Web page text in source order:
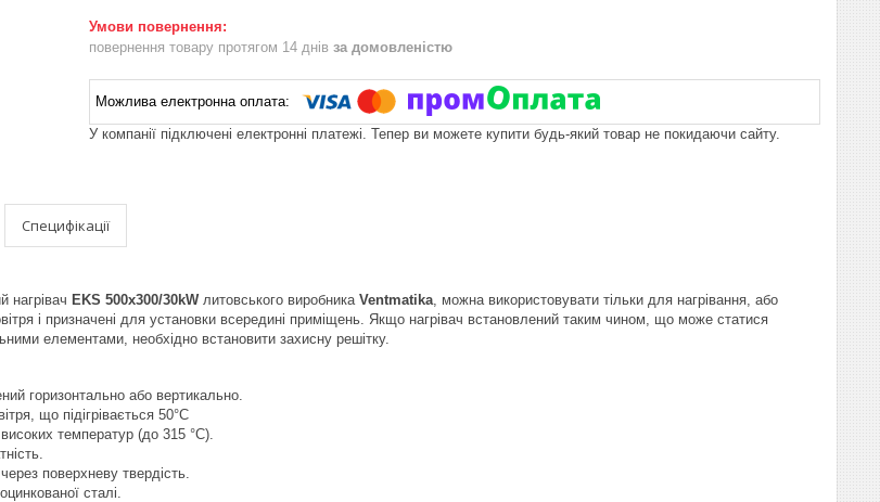
повернення товару протягом 14 днів за домовленістю
У компанії підключені електронні платежі. Тепер ви можете купити будь-який товар не покидаючи сайту.
Специфікації
нагрівач EKS 500x300/30kW литовського виробника Ventmatika, можна використовувати тільки для нагрівання, або
і призначені для установки всередині приміщень. Якщо нагрівач встановлений таким чином, що може статися
елементами, необхідно встановити захисну решітку.
горизонтально або вертикально.
що підігрівається 50°C
температур (до 315 °C).
поверхневу твердість.
сталі.